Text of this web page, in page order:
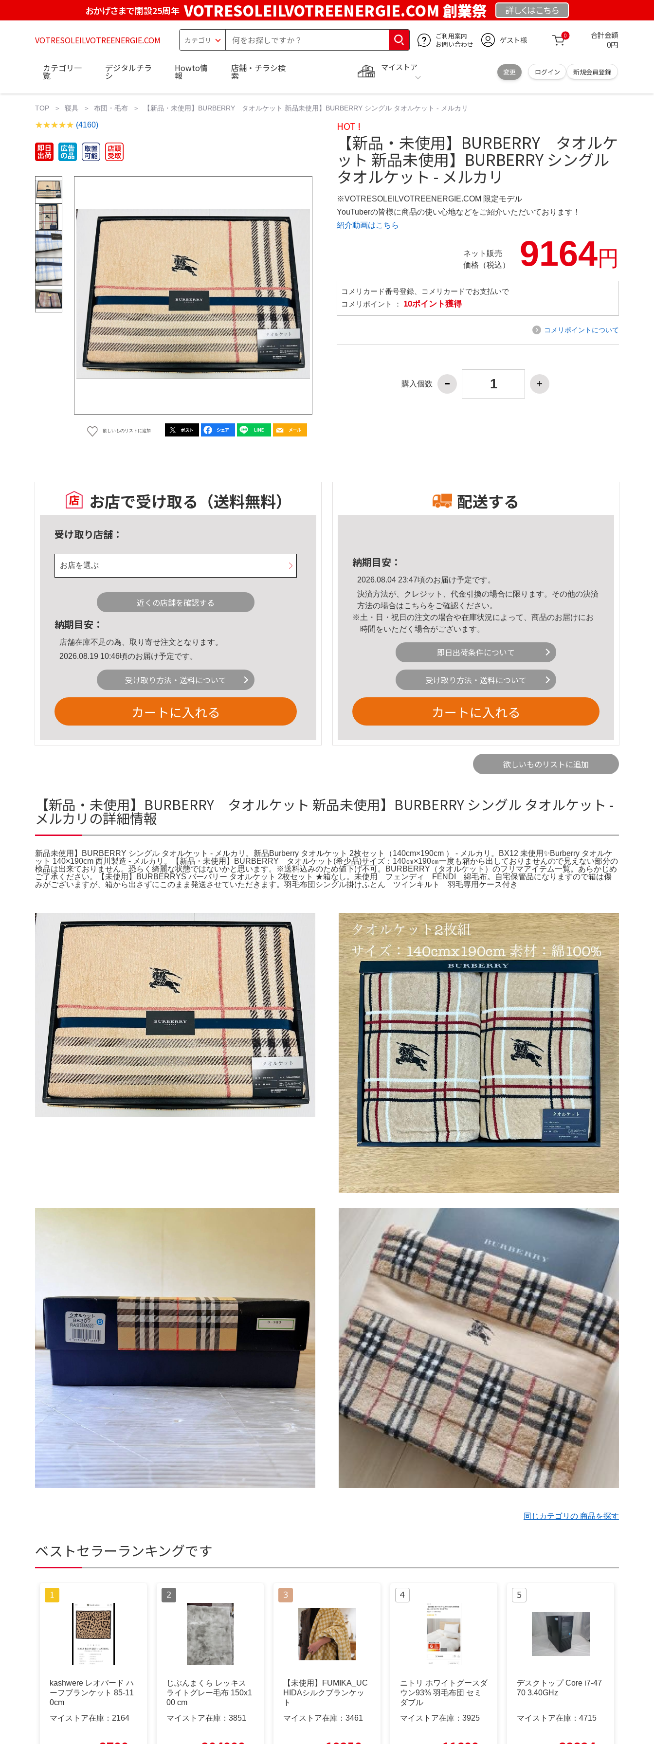
おかげさまで開設25周年 VOTRESOLEILVOTREENERGIE.COM 創業祭 詳しくはこちら
VOTRESOLEILVOTREENERGIE.COM
ご利用案内
お問い合わせ
ゲスト様 0 合計金額
0円
マイストア
変更 ログイン 新規会員登録
カテゴリ一
覧
デジタルチラ
シ
Howto情
報
店舗・チラシ検
索
TOP 寝具 布団・毛布 【新品・未使用】BURBERRY タオルケット 新品未使用】BURBERRY シングル タオルケット - メルカリ
(4160)
欲しいものリストに追加
HOT !
【新品・未使用】BURBERRY タオルケ
ット 新品未使用】BURBERRY シングル
タオルケット - メルカリ
※VOTRESOLEILVOTREENERGIE.COM 限定モデル
YouTuberの皆様に商品の使い心地などをご紹介いただいております！
紹介動画はこちら
ネット販売
価格（税込）
9164円
コメリカード番号登録、コメリカードでお支払いで
コメリポイント ： 10ポイント獲得
コメリポイントについて
購入個数
お店で受け取る （送料無料）
受け取り店舗：
お店を選ぶ
近くの店舗を確認する
納期目安：
店舗在庫不足の為、取り寄せ注文となります。
2026.08.19 10:46頃のお届け予定です。
受け取り方法・送料について
カートに入れる
配送する
納期目安：
2026.08.04 23:47頃のお届け予定です。
決済方法が、クレジット、代金引換の場合に限ります。その他の決済
方法の場合はこちら をご確認ください。
※土・日・祝日の注文の場合や在庫状況によって、商品のお届けにお
時間をいただく場合がございます。
即日出荷条件について
受け取り方法・送料について
カートに入れる
欲しいものリストに追加
【新品・未使用】BURBERRY タオルケット 新品未使用】BURBERRY シングル タオルケット -
メルカリの詳細情報
新品未使用】BURBERRY シングル タオルケット - メルカリ。新品Burberry タオルケット 2枚セット（140cm×190cm ） - メルカリ。BX12 未使用✨Burberry タオルケ
ット 140×190cm 西川製造 - メルカリ。【新品・未使用】BURBERRY タオルケット(希少品)サイズ：140㎝×190㎝一度も箱から出しておりませんので見えない部分の
検品は出来ておりません。恐らく綺麗な状態ではないかと思います。※送料込みのため値下げ不可。BURBERRY（タオルケット）のフリマアイテム一覧。あらかじめ
ご了承ください。【未使用】BURBERRYS バーバリー タオルケット 2枚セット ★箱なし。未使用 フェンディ FENDI 綿毛布。自宅保管品になりますので箱は傷
みがございますが、箱から出さずにこのまま発送させていただきます。羽毛布団シングル掛けふとん ツインキルト 羽毛専用ケース付き
同じカテゴリの 商品を探す
ベストセラーランキングです
kashwere レオパード ハ
ーフブランケット 85-11
0cm
マイストア在庫： 2164
じぶんまくら レッキス
ライトグレー毛布 150x1
00 cm
マイストア在庫： 3851
【未使用】FUMIKA_UC
HIDAシルクブランケッ
ト
マイストア在庫： 3461
ニトリ ホワイトグースダ
ウン93% 羽毛布団 セミ
ダブル
マイストア在庫： 3925
デスクトップ Core i7-47
70 3.40GHz
マイストア在庫： 4715